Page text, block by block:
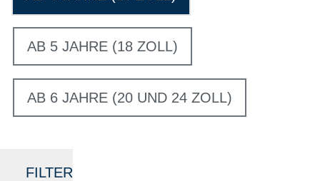
AB 5 JAHRE (18 ZOLL)
AB 6 JAHRE (20 UND 24 ZOLL)
FILTER